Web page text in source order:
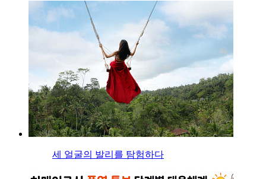
세 얼굴의 발리를 탐험하다